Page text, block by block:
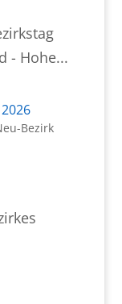
- Hohe...
Bezirk